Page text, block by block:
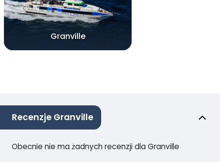
Granville
Recenzje Granville
Obecnie nie ma żadnych recenzji dla Granville